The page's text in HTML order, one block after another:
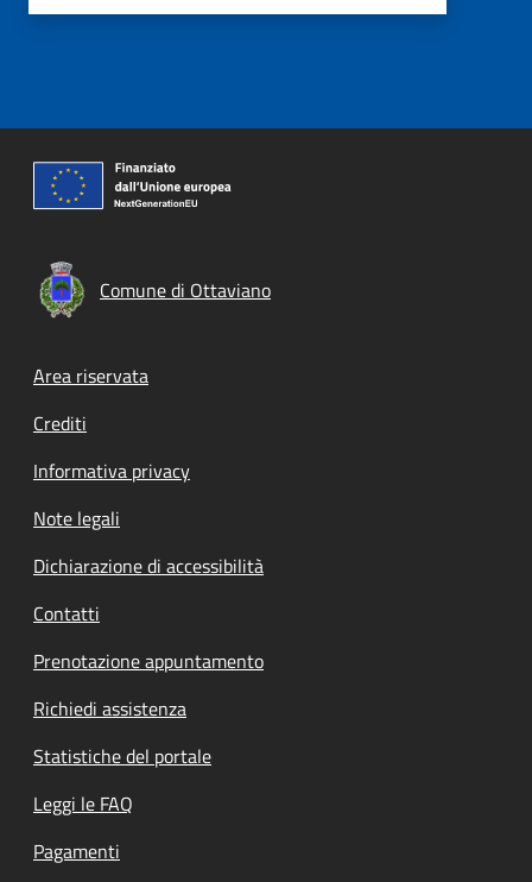
Comune di Ottaviano
Footer menu
Area riservata
Crediti
Informativa privacy
Note legali
Dichiarazione di accessibilità
Contatti
Prenotazione appuntamento
Richiedi assistenza
Statistiche del portale
Leggi le FAQ
Pagamenti